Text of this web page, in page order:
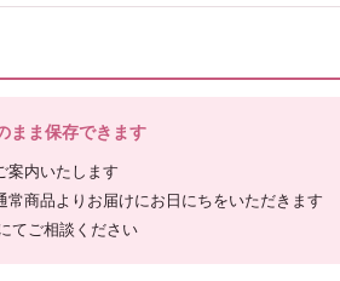
まま保存できます
案内いたします
商品よりお届けにお日にちをいただきます
てご相談ください